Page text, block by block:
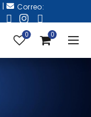
|
Correo:
0 0